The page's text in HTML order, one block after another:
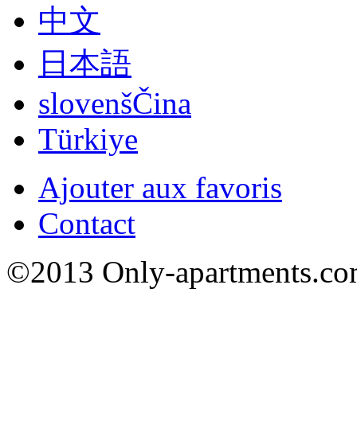
中文
日本語
slovenšČina
Türkiye
Ajouter aux favoris
Contact
©2013 Only-